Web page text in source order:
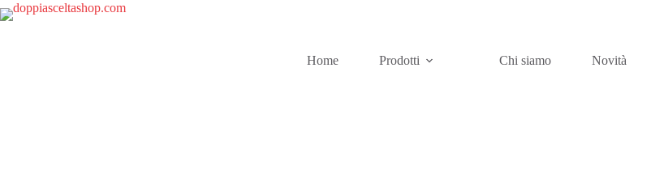
Salta
al
Home
Prodotti Chi siamo Novità